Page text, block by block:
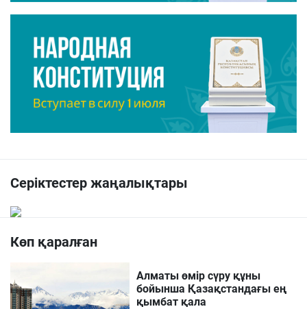
Серіктестер жаңалықтары
Көп қаралған
Алматы өмір сүру құны
бойынша Қазақстандағы ең
қымбат қала